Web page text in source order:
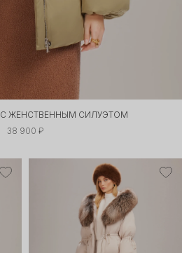
С ЖЕНСТВЕННЫМ СИЛУЭТОМ
38 900 ₽